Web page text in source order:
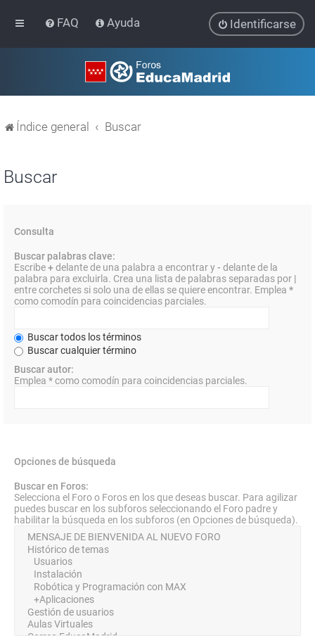
FAQ Ayuda Identificarse
Índice general Buscar
Buscar
Consulta
Buscar palabras clave:
Escribe+delante de una palabra a encontrar y- delante de la
palabra para excluirla. Crea una lista de palabras separadas por |
entre corchetes si solo una de ellas se quiere encontrar. Emplea *
como comodín para coincidencias parciales.
Buscar todos los términos
Buscar cualquier término
Buscar autor:
Emplea * como comodín para coincidencias parciales.
Opciones de búsqueda
Buscar en Foros:
Selecciona el Foro o Foros en los que deseas buscar. Para agilizar
puedes buscar en los subforos seleccionando el Foro padre y
habilitar la búsqueda en los subforos (en Opciones de búsqueda).